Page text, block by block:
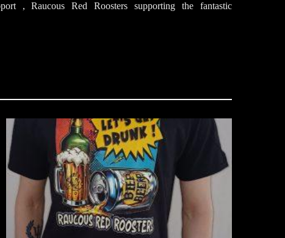
, Raucous Red Roosters supporting the fantastic